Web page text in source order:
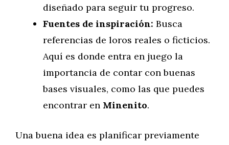
diseñado para seguir tu progreso.
Fuentes de inspiración: Busca
referencias de loros reales o ficticios.
Aquí es donde entra en juego la
importancia de contar con buenas
bases visuales, como las que puedes
encontrar en Minenito.
Una buena idea es planificar previamente